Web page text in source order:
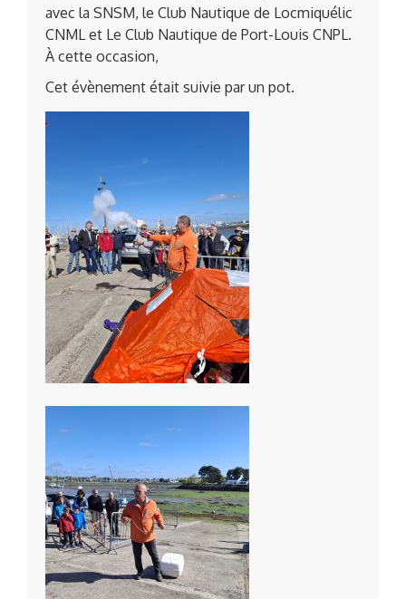
avec la SNSM, le Club Nautique de Locmiquélic
CNML et Le Club Nautique de Port-Louis CNPL.
À cette occasion,
Cet évènement était suivie par un pot.